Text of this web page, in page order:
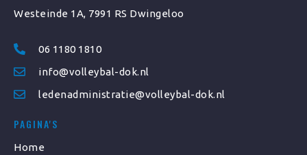
Westeinde 1A, 7991 RS Dwingeloo
06 1180 1810
info@volleybal-dok.nl
ledenadministratie@volleybal-dok.nl
PAGINA'S
Home